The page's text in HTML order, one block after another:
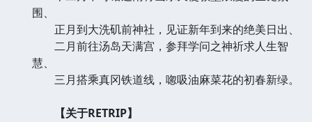
围、
正月到大洗矶前神社，见证新年到来的绝美日出、
二月前往汤岛天满宫，参拜学问之神祈求人生智
慧、
三月搭乘真冈铁道线，唿吸油麻菜花的初春新绿。
【关于RETRIP】